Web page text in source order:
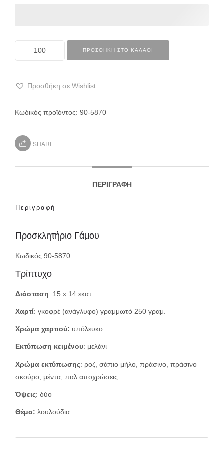
ΠΡΟΣΘΉΚΗ ΣΤΟ ΚΑΛΆΘΙ
Προσθήκη σε Wishlist
Κωδικός προϊόντος: 90-5870
SHARE
ΠΕΡΙΓΡΑΦΉ
Περιγραφή
Προσκλητήριο Γάμου
Κωδικός 90-5870
Τρίπτυχο
Διάσταση: 15 x 14 εκατ.
Χαρτί: γκοφρέ (ανάγλυφο) γραμμωτό 250 γραμ.
Χρώμα χαρτιού: υπόλευκο
Εκτύπωση κειμένου: μελάνι
Χρώμα εκτύπωσης: ροζ, σάπιο μήλο, πράσινο, πράσινο
σκούρο, μέντα, παλ αποχρώσεις
Όψεις: δύο
Θέμα: λουλούδια